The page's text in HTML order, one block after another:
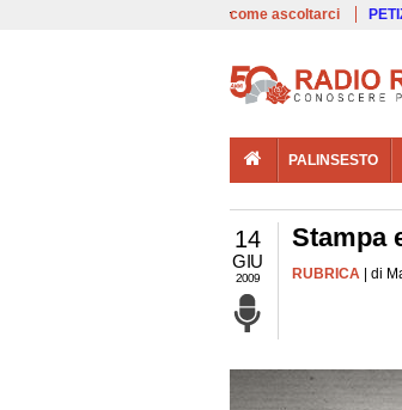
come ascoltarci
PALINSESTO
14
GIU
2009
Stampa
RUBRICA | di